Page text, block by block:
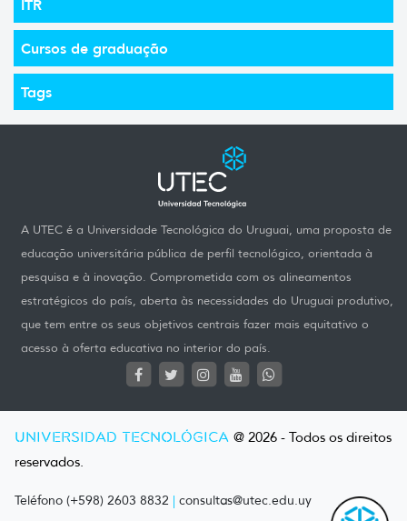
ITR
Cursos de graduação
Tags
A UTEC é a Universidade Tecnológica do Uruguai, uma proposta de
educação universitária pública de perfil tecnológico, orientada à
pesquisa e à inovação. Comprometida com os alineamentos
estratégicos do país, aberta às necessidades do Uruguai produtivo,
que tem entre os seus objetivos centrais fazer mais equitativo o
acesso à oferta educativa no interior do país.
UNIVERSIDAD TECNOLÓGICA @ 2026 - Todos os direitos
reservados.
Teléfono (+598) 2603 8832 | consultas@utec.edu.uy